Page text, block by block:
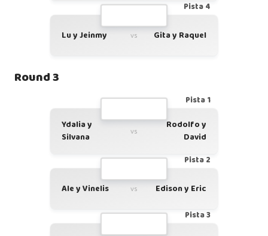
Pista 4
Lu y Jeinmy vs Gita y Raquel
Round 3
Pista 1
Ydalia y
Silvana
vs
Rodolfo y
David
Pista 2
Ale y Vinelis vs Edison y Eric
Pista 3